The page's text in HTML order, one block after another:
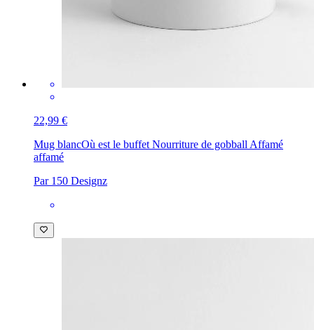
22,99 €
Mug blancOù est le buffet Nourriture de gobball Affamé
affamé
Par 150 Designz